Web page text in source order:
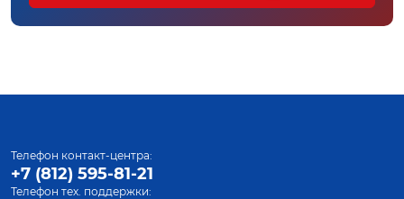
Телефон контакт-центра:
+7 (812) 595-81-21
Телефон тех. поддержки: